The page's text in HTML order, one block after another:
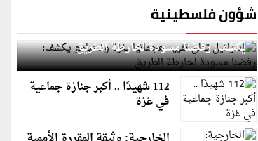
شؤون فلسطينية
إسرائيل تعلن تقييد هجماتها بغزة ونتنياهو
يكشف: رفضنا مسودة لخارطة الطريق
112 شهيدًا .. أكبر جنازة جماعية
في غزة